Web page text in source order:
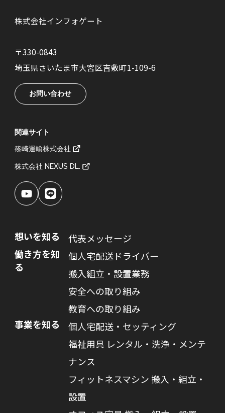
株式会社インフォゲート
〒330-0843
埼玉県さいたま市大宮区吉敷町1-109-6
お問い合わせ
関連サイト
篠崎運輸株式会社
株式会社 NEXUS DL.
想いを知る
代表メッセージ
働き方を知
る
個人宅配送ドライバー
搬入組立・設置業務
安全への取り組み
教育への取り組み
事業を知る
個人宅配送・セッティング
福祉用具 レンタル・洗浄・メンテ
ナンス
フィットネスマシン 搬入・組立・
設置